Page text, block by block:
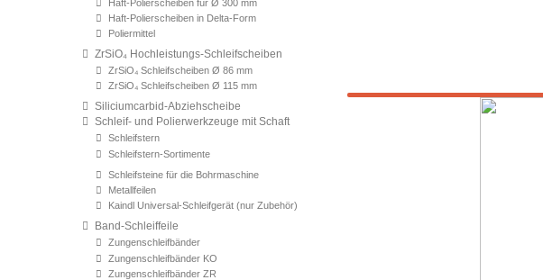
Haft-Polierscheiben für Ø 300 mm
Haft-Polierscheiben in Delta-Form
Poliermittel
ZrSiO₄ Hochleistungs-Schleifscheiben
ZrSiO₄ Schleifscheiben Ø 86 mm
ZrSiO₄ Schleifscheiben Ø 115 mm
Siliciumcarbid-Abziehscheibe
Schleif- und Polierwerkzeuge mit Schaft
Schleifstern
Schleifstern-Sortimente
Schleifsteine für die Bohrmaschine
Metallfeilen
Kaindl Universal-Schleifgerät (nur Zubehör)
Band-Schleiffeile
Zungenschleifbänder
Zungenschleifbänder KO
Zungenschleifbänder ZR